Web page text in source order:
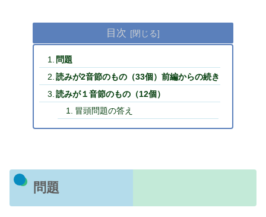
目次
問題
読みが2音節のもの（33個）前編からの続き
読みが１音節のもの（12個）
冒頭問題の答え
問題